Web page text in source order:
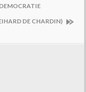
DE CHARDIN)